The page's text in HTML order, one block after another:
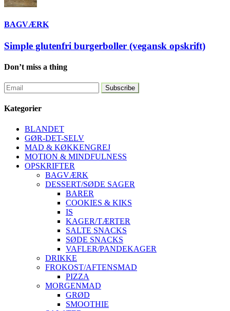
BAGVÆRK
Simple glutenfri burgerboller (vegansk opskrift)
Don’t miss a thing
Kategorier
BLANDET
GØR-DET-SELV
MAD & KØKKENGREJ
MOTION & MINDFULNESS
OPSKRIFTER
BAGVÆRK
DESSERT/SØDE SAGER
BARER
COOKIES & KIKS
IS
KAGER/TÆRTER
SALTE SNACKS
SØDE SNACKS
VAFLER/PANDEKAGER
DRIKKE
FROKOST/AFTENSMAD
PIZZA
MORGENMAD
GRØD
SMOOTHIE